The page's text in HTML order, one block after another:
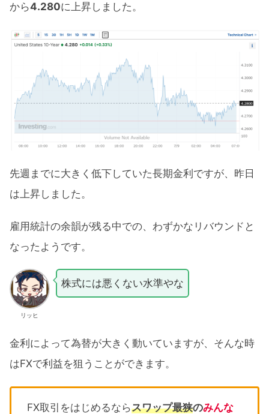
から4.280に上昇しました。
先週までに大きく低下していた長期金利ですが、昨日
は上昇しました。
雇用統計の余韻が残る中での、わずかなリバウンドと
なったようです。
リッヒ
株式には悪くない水準やな
金利によって為替が大きく動いていますが、そんな時
はFXで利益を狙うことができます。
FX取引をはじめるならスワップ最狭のみんな